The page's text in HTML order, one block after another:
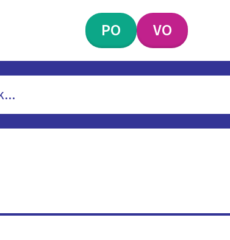
PO VO